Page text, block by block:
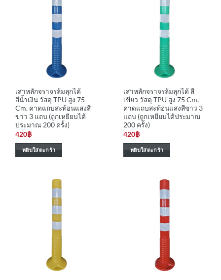
เสาหลักจราจรล้มลุกได้
สีน้ำเงิน วัสดุ TPU สูง 75
Cm. คาดแถบสะท้อนแสงสี
ขาว 3 แถบ (ถูกเหยียบได้
ประมาณ 200 ครั้ง)
420฿
หยิบใส่ตะกร้า
เสาหลักจราจรล้มลุกได้ สี
เขียว วัสดุ TPU สูง 75 Cm.
คาดแถบสะท้อนแสงสีขาว 3
แถบ (ถูกเหยียบได้ประมาณ
200 ครั้ง)
420฿
หยิบใส่ตะกร้า